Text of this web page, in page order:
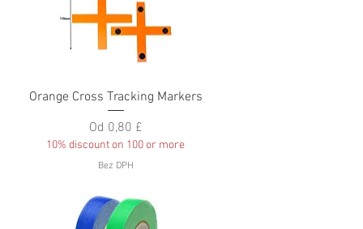
Rychlý náhled
Orange Cross Tracking Markers
Od 0,80 £
Zvýhodněná cena
10% discount on 100 or more
Bez DPH